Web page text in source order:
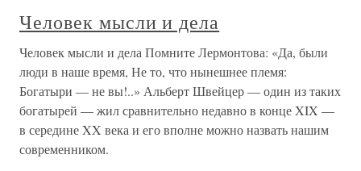
Человек мысли и дела
Человек мысли и дела Помните Лермонтова: «Да, были
люди в наше время, Не то, что нынешнее племя:
Богатыри — не вы!..» Альберт Швейцер — один из таких
богатырей — жил сравнительно недавно в конце XIX —
в середине XX века и его вполне можно назвать нашим
современником.